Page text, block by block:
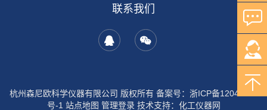
国产液相色谱仪
联系我们
杭州森尼欧科学仪器有限公司 版权所有 备案号： 浙ICP备12044702
号-1 站点地图 管理登录技术支持： 化工仪器网